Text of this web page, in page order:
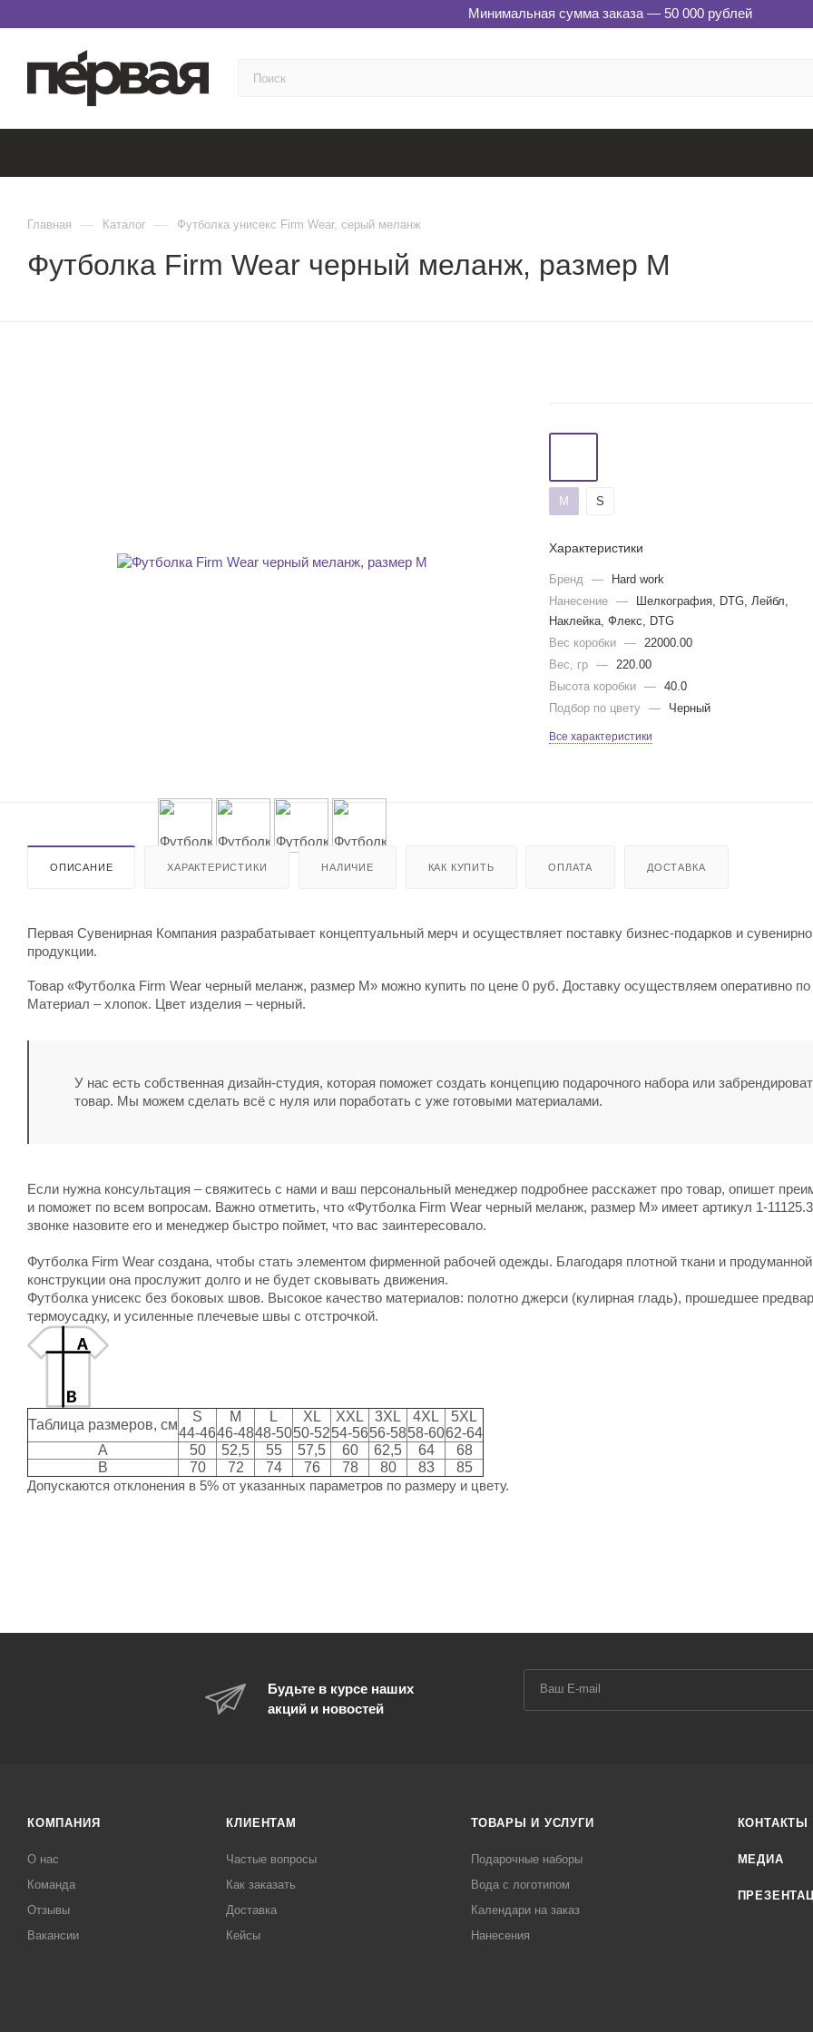
Минимальная сумма заказа — 50 000 рублей
Главная — Каталог — Футболка унисекс Firm Wear, серый меланж
Футболка Firm Wear черный меланж, размер M
M S
Характеристики
Бренд —
Hard work
Нанесение
—
Шелкография, DTG, Лейбл,
Наклейка, Флекс, DTG
Вес коробки
—
22000.00
Вес, гр
—
220.00
Высота коробки
—
40.0
Подбор по цвету
— Черный
Все характеристики
ОПИСАНИЕ ХАРАКТЕРИСТИКИ НАЛИЧИЕ КАК КУПИТЬ ОПЛАТА ДОСТАВКА
Первая Сувенирная Компания разрабатывает концептуальный мерч и осуществляет поставку бизнес-подарков и
продукции.
Товар «Футболка Firm Wear черный меланж, размер M» можно купить по цене 0 руб. Доставку осуществляем оперативно
Материал – хлопок. Цвет изделия – черный.
У нас есть собственная дизайн-студия, которая поможет создать концепцию подарочного набора или
товар. Мы можем сделать всё с нуля или поработать с уже готовыми материалами.
Если нужна консультация – свяжитесь с нами и ваш персональный менеджер подробнее расскажет про товар, опишет
и поможет по всем вопросам. Важно отметить, что «Футболка Firm Wear черный меланж, размер M» имеет артикул 1-
звонке назовите его и менеджер быстро поймет, что вас заинтересовало.
Футболка Firm Wear создана, чтобы стать элементом фирменной рабочей одежды. Благодаря плотной ткани и продуманной
конструкции она прослужит долго и не будет сковывать движения.
Футболка унисекс без боковых швов. Высокое качество материалов: полотно джерси (кулирная гладь), прошедшее
термоусадку, и усиленные плечевые швы с отстрочкой.
Таблица размеров, см
S
44-46
M
46-48
L
48-50
XL
50-52
XXL
54-56
3XL
56-58
4XL
58-60
5XL
62-64
A
50 52,5 55 57,5 60 62,5 64
68
B
70 72 74 76 78 80 83
85
Допускаются отклонения в 5% от указанных параметров по размеру и цвету.
Будьте в курсе наших
акций и новостей
КОМПАНИЯ
О нас
Команда
Отзывы
Вакансии
КЛИЕНТАМ
Частые вопросы
Как заказать
Доставка
Кейсы
ТОВАРЫ И УСЛУГИ
Подарочные наборы
Вода с логотипом
Календари на заказ
Нанесения
КОНТАКТЫ
МЕДИА